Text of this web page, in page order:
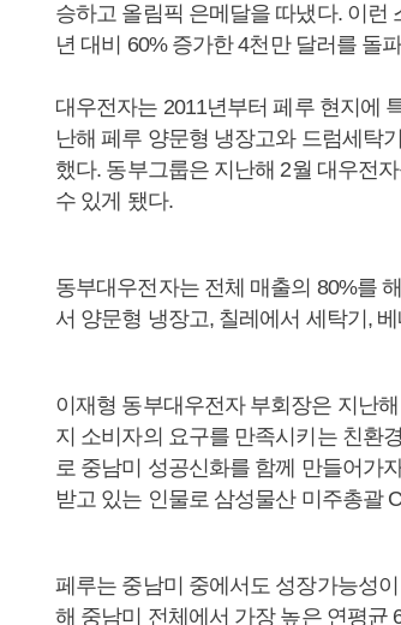
승하고 올림픽 은메달을 따냈다. 이런
년 대비 60% 증가한 4천만 달러를 돌
대우전자는 2011년부터 페루 현지에
난해 페루 양문형 냉장고와 드럼세탁
했다. 동부그룹은 지난해 2월 대우전
수 있게 됐다.
동부대우전자는 전체 매출의 80%를
서 양문형 냉장고, 칠레에서 세탁기,
이재형 동부대우전자 부회장은 지난
지 소비자의 요구를 만족시키는 친환
로 중남미 성공신화를 함께 만들어가
받고 있는 인물로 삼성물산 미주총괄
페루는 중남미 중에서도 성장가능성
해 중남미 전체에서 가장 높은 연평균